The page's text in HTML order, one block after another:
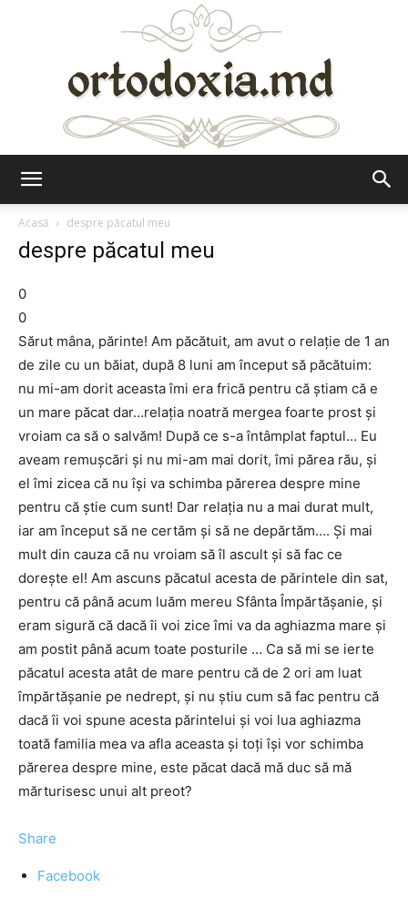
Acasă
despre păcatul meu
despre păcatul meu
0
0
Sărut mâna, părinte! Am păcătuit, am avut o relaţie de 1 an
de zile cu un băiat, după 8 luni am început să păcătuim:
nu mi-am dorit aceasta îmi era frică pentru că ştiam că e
un mare păcat dar…relaţia noatră mergea foarte prost şi
vroiam ca să o salvăm! După ce s-a întâmplat faptul… Eu
aveam remuşcări şi nu mi-am mai dorit, îmi părea rău, şi
el îmi zicea că nu îşi va schimba părerea despre mine
pentru că ştie cum sunt! Dar relaţia nu a mai durat mult,
iar am început să ne certăm şi să ne depărtăm…. Și mai
mult din cauza că nu vroiam să îl ascult şi să fac ce
doreşte el! Am ascuns păcatul acesta de părintele din sat,
pentru că până acum luăm mereu Sfânta Împărtăşanie, şi
eram sigură că dacă îi voi zice îmi va da aghiazma mare şi
am postit până acum toate posturile … Ca să mi se ierte
păcatul acesta atât de mare pentru că de 2 ori am luat
împărtăşanie pe nedrept, şi nu ştiu cum să fac pentru că
dacă îi voi spune acesta părintelui şi voi lua aghiazma
toată familia mea va afla aceasta şi toţi îşi vor schimba
părerea despre mine, este păcat dacă mă duc să mă
mărturisesc unui alt preot?
Share
Facebook